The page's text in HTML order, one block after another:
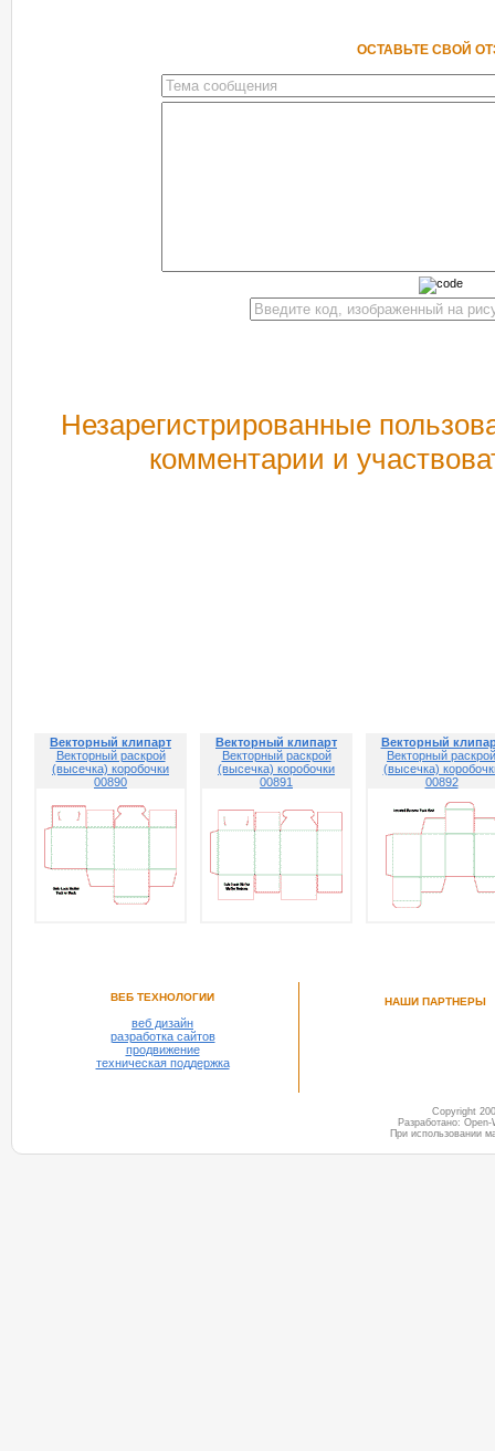
ОСТАВЬТЕ СВОЙ
Незарегистрированные
комментарии и
Векторный клипарт
Векторный раскрой
(высечка) коробочки
00890
Векторный клипарт
Векторный раскрой
(высечка) коробочки
00891
Векторный
Векторный раскрой
(высечка)
00892
ВЕБ ТЕХНОЛОГИИ
веб дизайн
разработка сайтов
продвижение
техническая поддержка
НАШИ ПАРТНЕРЫ
Copyright
Разработано:
При использовании